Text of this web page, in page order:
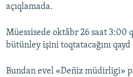
açıqlamada.
Müessisede oktâbr 26 saat 3:00
bütünley işini toqtatacağını
Bundan evel «Deñiz müdirligi»